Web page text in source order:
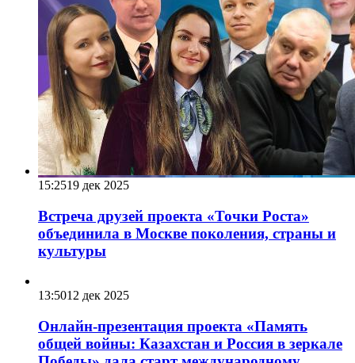
15:2519 дек 2025
Встреча друзей проекта «Точки Роста»
объединила в Москве поколения, страны и
культуры
13:5012 дек 2025
Онлайн-презентация проекта «Память
общей войны: Казахстан и Россия в зеркале